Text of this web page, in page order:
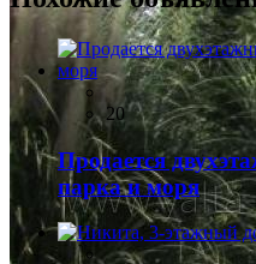
20
Продается
парка и моря